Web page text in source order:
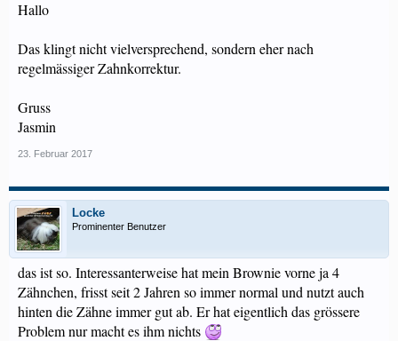
Hallo
Das klingt nicht vielversprechend, sondern eher nach
regelmässiger Zahnkorrektur.
Gruss
Jasmin
23. Februar 2017
Locke
Prominenter Benutzer
das ist so. Interessanterweise hat mein Brownie vorne ja 4
Zähnchen, frisst seit 2 Jahren so immer normal und nutzt auch
hinten die Zähne immer gut ab. Er hat eigentlich das grössere
Problem nur macht es ihm nichts